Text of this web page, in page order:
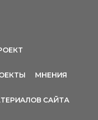
МНЕНИЯ
САЙТА